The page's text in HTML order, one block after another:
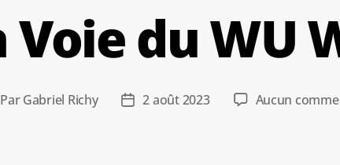
Voie du WU
ParGabriel Richy
Date2 août 2023 Aucun